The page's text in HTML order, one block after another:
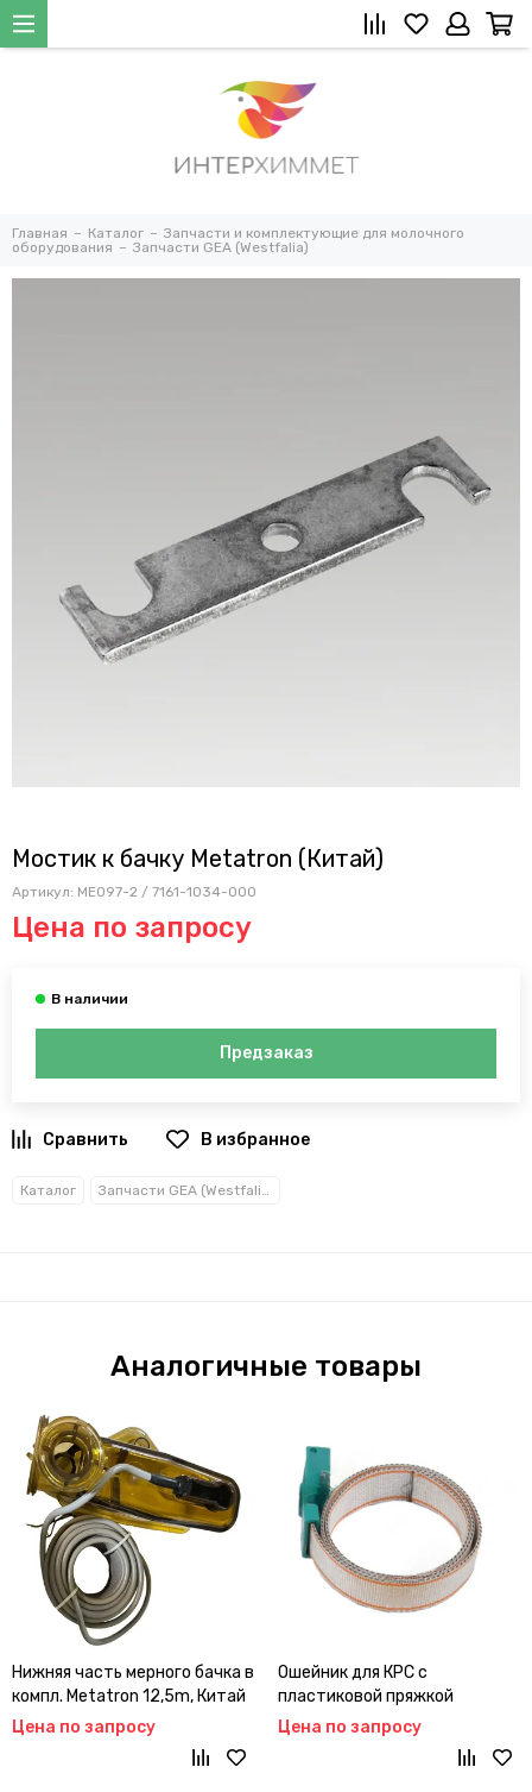
Главная Каталог
Запчасти и комплектующие для молочного
оборудования
Запчасти GEA (Westfalia)
Мостик к бачку Metatron (Китай)
Артикул: ME097-2 / 7161-1034-000
Цена по запросу
Предзаказ
В избранное
Каталог Запчасти GEA (Westfalia)
Аналогичные товары
Нижняя часть мерного бачка в
компл. Metatron 12,5m, Китай
Цена по запросу
Ошейник для КРС с
пластиковой пряжкой
(зеленый) (Китай)
Цена по запросу